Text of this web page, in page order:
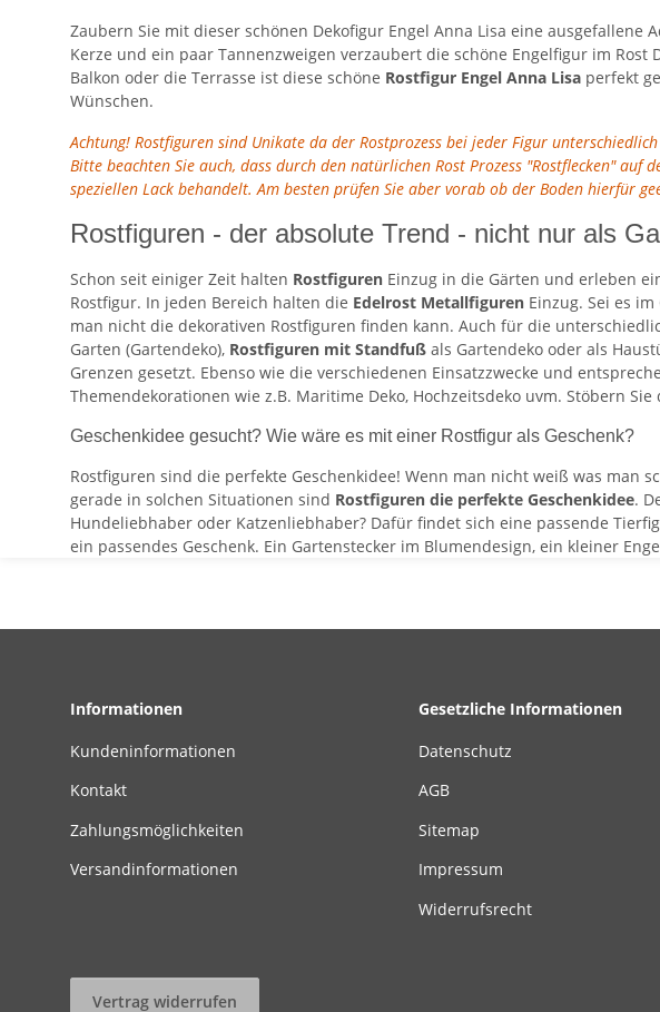
Zaubern Sie mit dieser schönen Dekofigur Engel Anna Lisa eine
Kerze und ein paar Tannenzweigen verzaubert die schöne Engelfigur im
Balkon oder die Terrasse ist diese schöne Rostfigur Engel Anna Lisa perfekt
Wünschen.
Achtung! Rostfiguren sind Unikate da der Rostprozess bei jeder Figur
Bitte beachten Sie auch, dass durch den natürlichen Rost Prozess "Rostflecken"
speziellen Lack behandelt. Am besten prüfen Sie aber vorab ob der Boden hierfür
Rostfiguren - der absolute Trend - nicht nur als
Schon seit einiger Zeit halten Rostfiguren Einzug in die Gärten und erleben
Rostfigur. In jeden Bereich halten die Edelrost Metallfiguren Einzug. Sei es
man nicht die dekorativen Rostfiguren finden kann. Auch für die
Garten (Gartendeko), Rostfiguren mit Standfuß als Gartendeko oder als
Grenzen gesetzt. Ebenso wie die verschiedenen Einsatzzwecke und
Themendekorationen wie z.B. Maritime Deko, Hochzeitsdeko uvm. Stöbern
Geschenkidee gesucht? Wie wäre es mit einer Rostfigur als Geschenk?
Rostfiguren sind die perfekte Geschenkidee! Wenn man nicht weiß was man
gerade in solchen Situationen sind Rostfiguren die perfekte Geschenkidee.
Hundeliebhaber oder Katzenliebhaber? Dafür findet sich eine passende
ein passendes Geschenk. Ein Gartenstecker im Blumendesign, ein kleiner
Informationen
Kundeninformationen
Kontakt
Zahlungsmöglichkeiten
Versandinformationen
Gesetzliche Informationen
Datenschutz
AGB
Sitemap
Impressum
Widerrufsrecht
Vertrag widerrufen